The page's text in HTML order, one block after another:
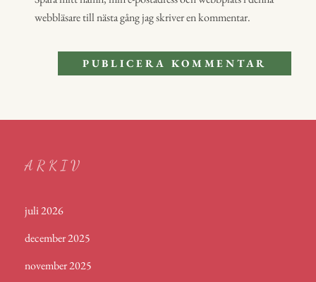
webbläsare till nästa gång jag skriver en kommentar.
ARKIV
juli 2026
december 2025
november 2025